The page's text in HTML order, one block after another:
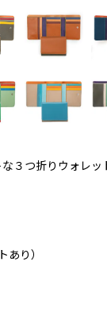
３つ折りウォレッ
り）